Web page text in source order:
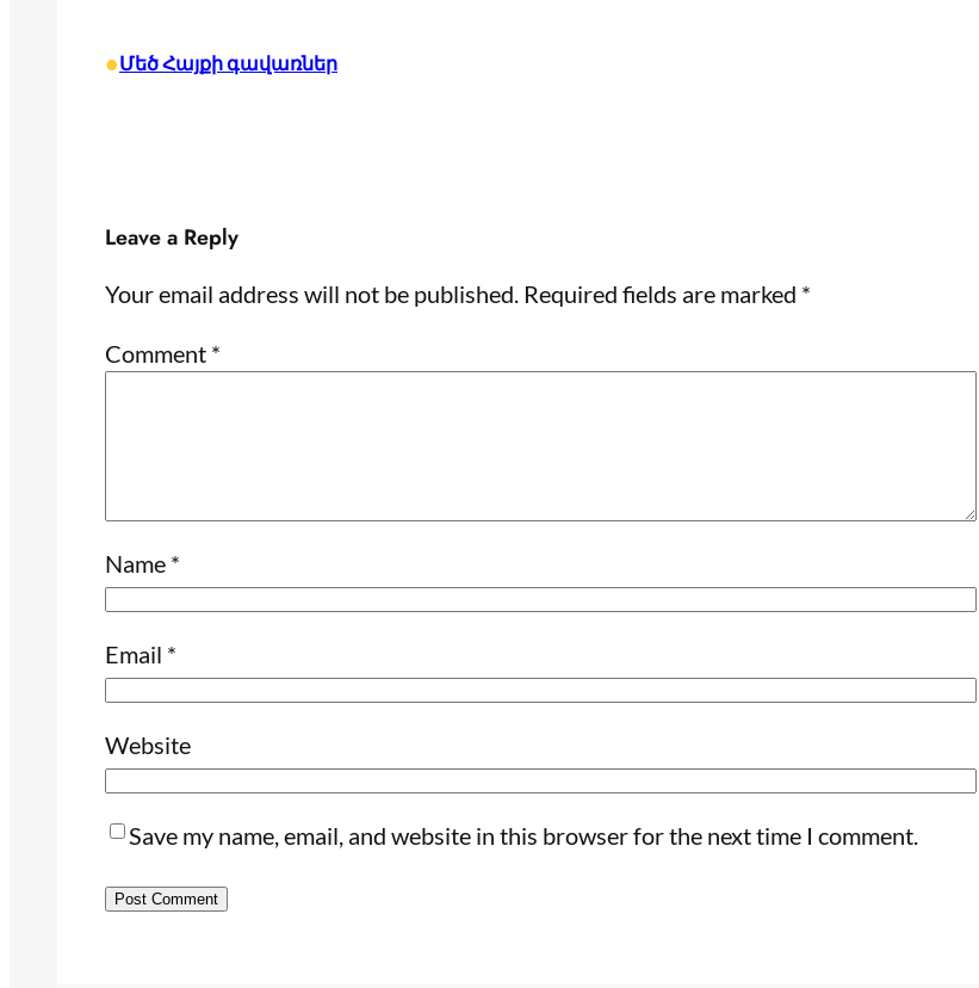
•Մեծ Հայքի գավառներ
Leave a Reply
Your email address will not be published. Required fields are marked *
Comment *
Name *
Email *
Website
Save my name, email, and website in this browser for the next time I comment.